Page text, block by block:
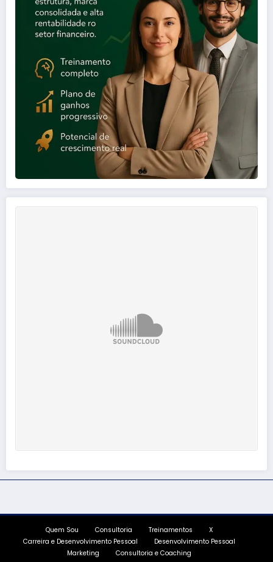
Quem Sou Consultoria Treinamentos
X
Carreira e Desenvolvimento Pessoal
Desenvolvimento Pessoal
Marketing
Consultoria e Coaching